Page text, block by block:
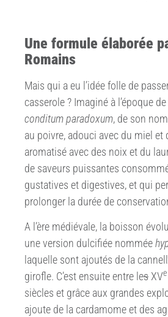
Une formule élaborée
Romains
Mais qui a eu l’idée folle de
casserole ? Imaginé à l’époque
conditum paradoxum, de son
au poivre, adouci avec du miel et
aromatisé avec des noix et du
de saveurs puissantes
gustatives et digestives, et qui
prolonger la durée de
A l’ère médiévale, la boisson
une version dulcifiée nommée
laquelle sont ajoutés de la
girofle. C’est ensuite entre les XVe
siècles et grâce aux grandes
ajoute de la cardamome et des